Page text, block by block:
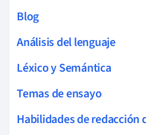
Blog
Análisis del lenguaje
Léxico y Semántica
Temas de ensayo
Habilidades de redacción